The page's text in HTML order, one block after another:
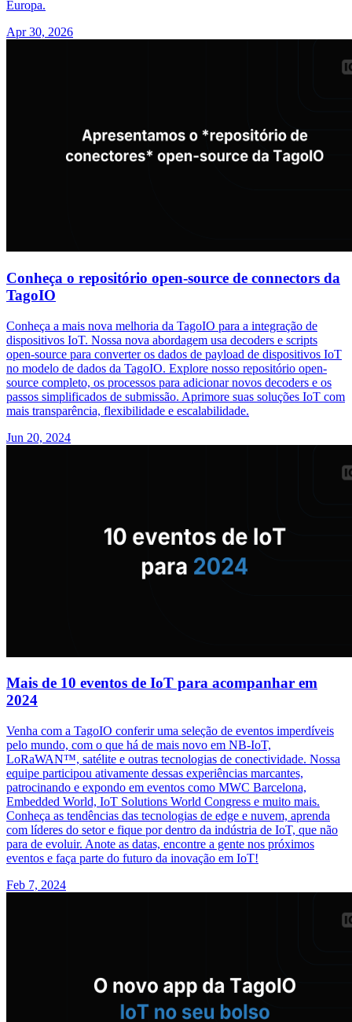
Europa.
Apr 30, 2026
Conheça o repositório open-source de connectors da
TagoIO
Conheça a mais nova melhoria da TagoIO para a integração de
dispositivos IoT. Nossa nova abordagem usa decoders e scripts
open-source para converter os dados de payload de dispositivos IoT
no modelo de dados da TagoIO. Explore nosso repositório open-
source completo, os processos para adicionar novos decoders e os
passos simplificados de submissão. Aprimore suas soluções IoT com
mais transparência, flexibilidade e escalabilidade.
Jun 20, 2024
Mais de 10 eventos de IoT para acompanhar em
2024
Venha com a TagoIO conferir uma seleção de eventos imperdíveis
pelo mundo, com o que há de mais novo em NB-IoT,
LoRaWAN™, satélite e outras tecnologias de conectividade. Nossa
equipe participou ativamente dessas experiências marcantes,
patrocinando e expondo em eventos como MWC Barcelona,
Embedded World, IoT Solutions World Congress e muito mais.
Conheça as tendências das tecnologias de edge e nuvem, aprenda
com líderes do setor e fique por dentro da indústria de IoT, que não
para de evoluir. Anote as datas, encontre a gente nos próximos
eventos e faça parte do futuro da inovação em IoT!
Feb 7, 2024